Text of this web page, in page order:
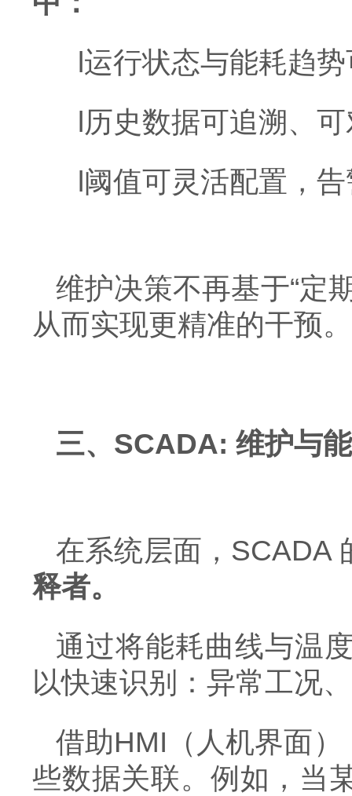
运行状态与能耗趋
历史数据可追溯、
阈值可灵活配置，
维护决策不再基于“定
从而实现更精准的干预。
三、SCADA: 维护与
在系统层面， SCADA
释者。
通过将能耗曲线与温
以快速识别：异常工况
借助HMI（人机界面
些数据关联。例如，当